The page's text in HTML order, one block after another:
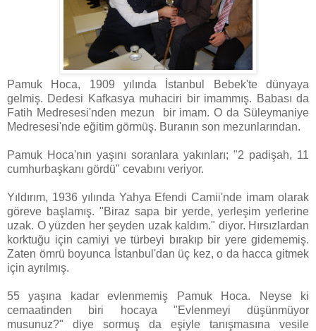
Pamuk Hoca, 1909 yılında İstanbul Bebek'te dünyaya
gelmiş. Dedesi Kafkasya muhaciri bir imammış. Babası da
Fatih Medresesi'nden mezun bir imam. O da Süleymaniye
Medresesi'nde eğitim görmüş. Buranın son mezunlarından.
Pamuk Hoca'nın yaşını soranlara yakınları; "2 padişah, 11
cumhurbaşkanı gördü" cevabını veriyor.
Yıldırım, 1936 yılında Yahya Efendi Camii'nde imam olarak
göreve başlamış. "Biraz sapa bir yerde, yerleşim yerlerine
uzak. O yüzden her şeyden uzak kaldım." diyor. Hırsızlardan
korktuğu için camiyi ve türbeyi bırakıp bir yere gidememiş.
Zaten ömrü boyunca İstanbul'dan üç kez, o da hacca gitmek
için ayrılmış.
55 yaşına kadar evlenmemiş Pamuk Hoca. Neyse ki
cemaatinden biri hocaya "Evlenmeyi düşünmüyor
musunuz?" diye sormuş da eşiyle tanışmasına vesile